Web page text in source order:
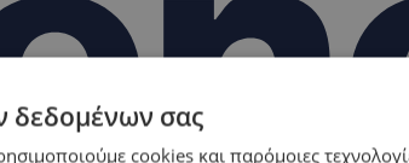
δεδομένων σας
cookies και παρόμοιες